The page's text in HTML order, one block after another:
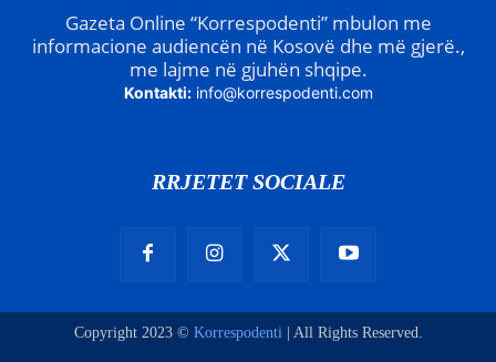
Gazeta Online “Korrespodenti” mbulon me
informacione audiencën në Kosovë dhe më gjerë.,
me lajme në gjuhën shqipe.
Kontakti: info@korrespodenti.com
RRJETET SOCIALE
Copyright 2023 © Korrespodenti| All Rights Reserved.